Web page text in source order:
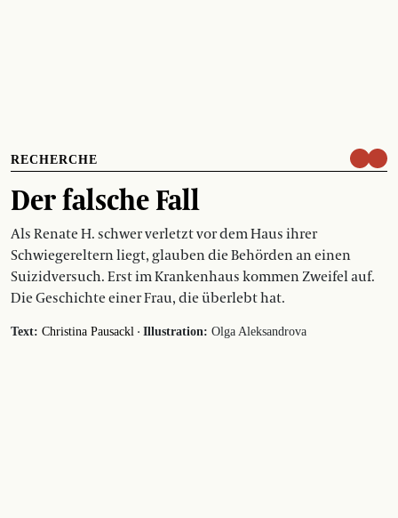
RECHERCHE
Der falsche Fall
Als Renate H. schwer verletzt vor dem Haus ihrer
Schwiegereltern liegt, glauben die Behörden an einen
Suizidversuch. Erst im Krankenhaus kommen Zweifel auf.
Die Geschichte einer Frau, die überlebt hat.
Text: Christina Pausackl · Illustration: Olga Aleksandrova